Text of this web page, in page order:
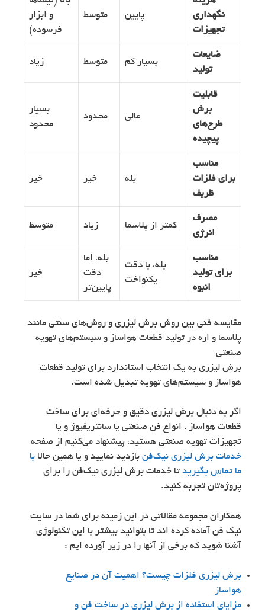
نگهداری
تجهیزات
پایین متوسط
و ابزار
فرسوده)
ضایعات
تولید
بسیار کم متوسط زیاد
قابلیت
برش
طرح‌های
پیچیده
عالی محدود
بسیار
محدود
مناسب
برای فلزات
ظریف
بله خیر خیر
مصرف
انرژی
کمتر از پلاسما زیاد متوسط
مناسب
برای تولید
انبوه
بله، با دقت
یکنواخت
بله، اما
دقت
پایین‌تر
خیر
مقایسه فنی بین روش برش لیزری و روش‌های سنتی مانند
پلاسما و اره در تولید قطعات هواساز و سیستم‌های تهویه
صنعتی
برش لیزری به یک انتخاب استاندارد برای تولید قطعات
هواساز و سیستم‌های تهویه تبدیل شده است.
اگر به دنبال برش لیزری دقیق و حرفه‌ای برای ساخت
قطعات هواساز ، انواع فن صنعتی یا سانتریفیوژ و یا
تجهیزات تهویه صنعتی هستید، پیشنهاد می‌کنیم از صفحه
خدمات برش لیزری نیک‌فن بازدید نمایید و یا همین حالا با
ما تماس بگیرید تا خدمات برش لیزری نیک‌فن را برای
پروژه‌تان تجربه کنید.
همکاران مجموعه مقالاتی در این زمینه برای شما در سایت
نیک فن آماده کرده اند تا بتوانید بیشتر با این تکنولوژی
آشنا شوید که برخی از آنها را در زیر آورده ایم :
برش لیزری فلزات چیست؟ اهمیت آن در صنایع
هواساز
مزایای استفاده از برش لیزری در ساخت فن‌ و